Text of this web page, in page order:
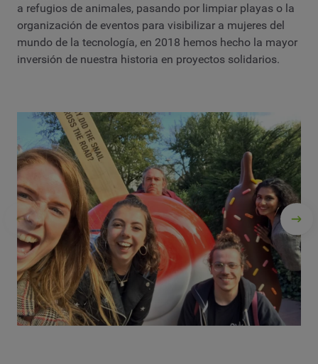
a refugios de animales, pasando por limpiar playas o la
organización de eventos para visibilizar a mujeres del
mundo de la tecnología, en 2018 hemos hecho la mayor
inversión de nuestra historia en proyectos solidarios.